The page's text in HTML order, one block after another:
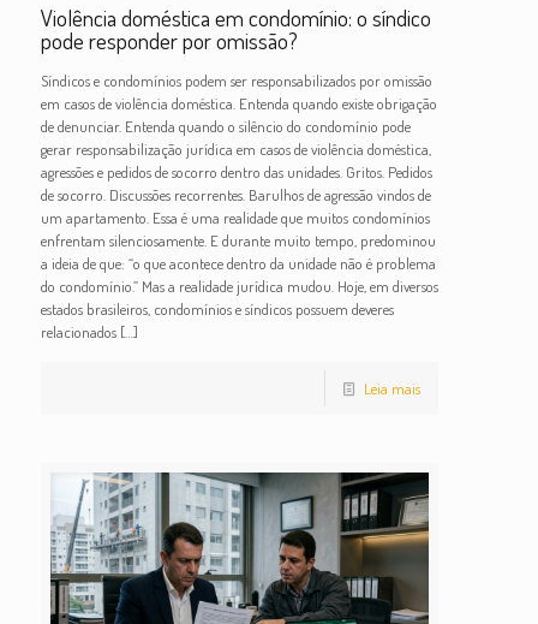
Violência doméstica em condomínio: o síndico
pode responder por omissão?
Síndicos e condomínios podem ser responsabilizados por omissão
em casos de violência doméstica. Entenda quando existe obrigação
de denunciar. Entenda quando o silêncio do condomínio pode
gerar responsabilização jurídica em casos de violência doméstica,
agressões e pedidos de socorro dentro das unidades. Gritos. Pedidos
de socorro. Discussões recorrentes. Barulhos de agressão vindos de
um apartamento. Essa é uma realidade que muitos condomínios
enfrentam silenciosamente. E durante muito tempo, predominou
a ideia de que: “o que acontece dentro da unidade não é problema
do condomínio.” Mas a realidade jurídica mudou. Hoje, em diversos
estados brasileiros, condomínios e síndicos possuem deveres
relacionados[…]
Leia mais